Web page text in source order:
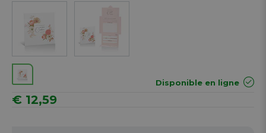
Disponible en ligne
€ 12,59